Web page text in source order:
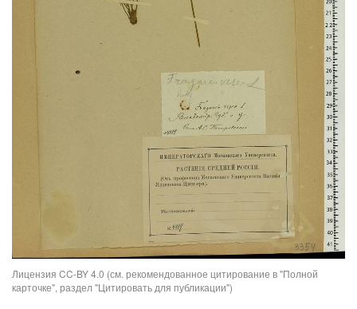
Лицензия CC-BY 4.0 (см. рекомендованное цитирование в "Полной
карточке", раздел "Цитировать для публикации")